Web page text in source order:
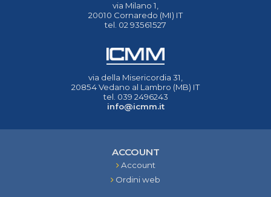
via Milano 1,
20010 Cornaredo (MI) IT
tel. 02 93561527
via della Misericordia 31,
20854 Vedano al Lambro (MB) IT
tel. 039 2496243
info@icmm.it
ACCOUNT
Account
Ordini web